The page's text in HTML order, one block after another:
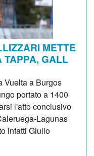
METTE
TAPPA, GALL
Vuelta a Burgos
portato a 1400
l'atto conclusivo
Lagunas
infatti Giulio